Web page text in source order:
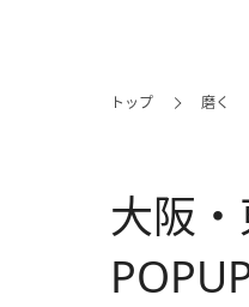
トップ 磨く
大阪